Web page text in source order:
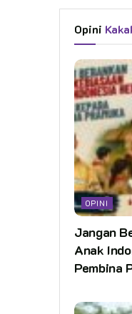
Opini
OPINI
Jangan
Anak
Pembina